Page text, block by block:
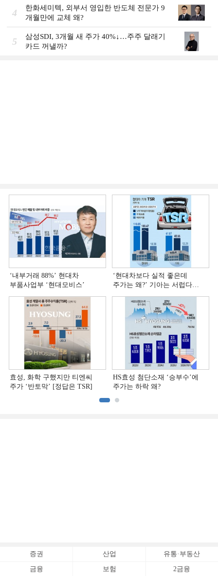
4
한화세미텍, 외부서 영입한 반도체 전문가 9
개월만에 교체 왜?
5
삼성SDI, 3개월 새 주가 40%↓…주주 달래기
카드 꺼낼까?
‘내부거래 88%ʼ 현대차
부품사업부 ‘현대모비스ʼ
‘현대차보다 실적 좋은데
주가는 왜?ʼ 기아는 서럽다
효성, 화학 구했지만 티엔씨
주가 ‘반토막’ [정답은 TSR]
HS효성 첨단소재 ‘승부수’에
주가는 하락 왜?
증권 산업 유통·부동산
금융 보험 2금융